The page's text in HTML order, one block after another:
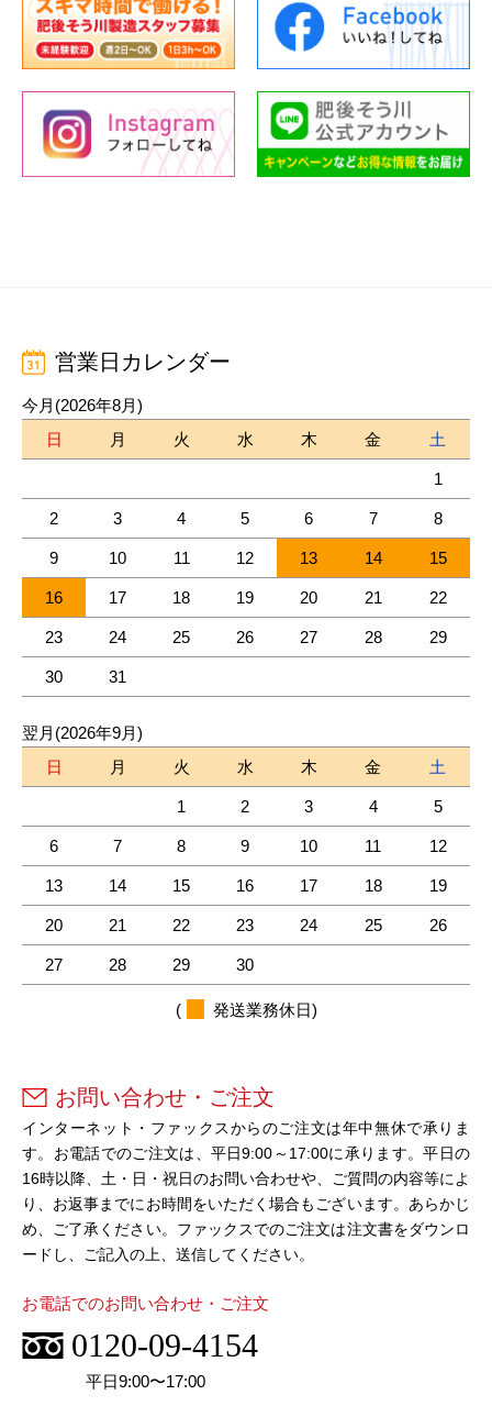
営業日カレンダー
今月(2026年8月)
日
月 火 水 木 金 土
1
2 3 4 5 6 7 8
9 10 11 12 13 14 15
16 17 18 19 20 21 22
23 24 25 26 27 28 29
30 31
翌月(2026年9月)
日
月 火 水 木 金 土
1 2 3 4 5
6 7 8 9 10 11 12
13 14 15 16 17 18 19
20 21 22 23 24 25 26
27 28 29 30
( 発送業務休日)
お問い合わせ・ご注文
インターネット・ファックスからのご注文は年中無休で承りま
す。お電話でのご注文は、平日9:00～17:00に承ります。平日の
16時以降、土・日・祝日のお問い合わせや、ご質問の内容等によ
り、お返事までにお時間をいただく場合もございます。あらかじ
め、ご了承ください。ファックスでのご注文は注文書をダウンロ
ードし、ご記入の上、送信してください。
お電話でのお問い合わせ・ご注文
0120-09-4154
平日9:00〜17:00